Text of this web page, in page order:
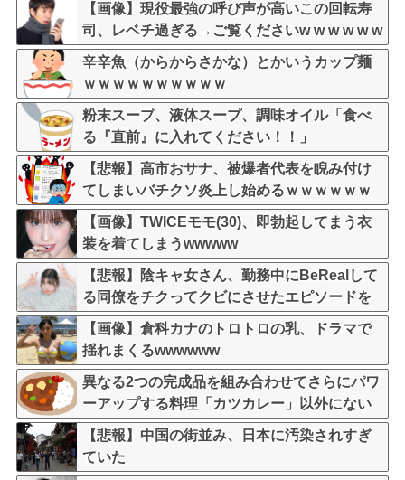
【画像】現役最強の呼び声が高いこの回転寿
司、レベチ過ぎる→ご覧くださいw w w w w w
w
辛辛魚（からからさかな）とかいうカップ麺
ｗｗｗｗｗｗｗｗｗｗ
粉末スープ、液体スープ、調味オイル「食べ
る『直前』に入れてください！！」
【悲報】高市おサナ、被爆者代表を睨み付け
てしまいバチクソ炎上し始めるｗｗｗｗｗｗ
ｗｗｗ
【画像】TWICEモモ(30)、即勃起してまう衣
装を着てしまうwwwww
【悲報】陰キャ女さん、勤務中にBeRealして
る同僚をチクってクビにさせたエピソードを
大公開←これガチだと思う？？？？？
【画像】倉科カナのトロトロの乳、ドラマで
揺れまくるwwwwww
異なる2つの完成品を組み合わせてさらにパワ
ーアップする料理「カツカレー」以外にない
【悲報】中国の街並み、日本に汚染されすぎ
ていた